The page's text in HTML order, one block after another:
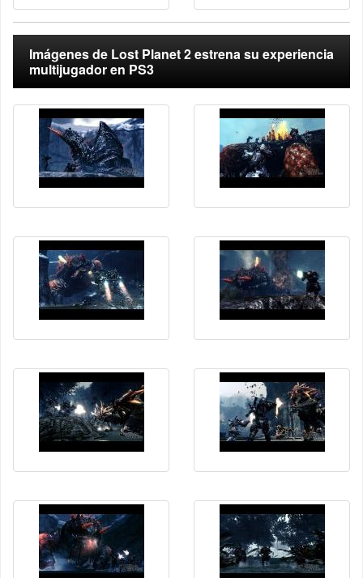
Imágenes de Lost Planet 2 estrena su experiencia
multijugador en PS3